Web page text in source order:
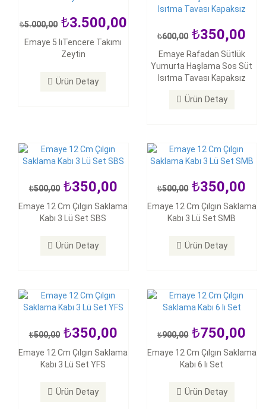
5.000,00 3.500,00
Emaye 5 lıTencere Takımı
Zeytin
Ürün Detay
600,00 350,00
Emaye Rafadan Sütlük
Yumurta Haşlama Sos Süt
Isıtma Tavası Kapaksız
Ürün Detay
500,00 350,00
Emaye 12 Cm Çılgın Saklama
Kabı 3 Lü Set SBS
Ürün Detay
350,00
Emaye 12 Cm Çılgın Saklama
500,00 350,00
Emaye 12 Cm Çılgın Saklama
Kabı 3 Lü Set SMB
Ürün Detay
500,00 350,00
Emaye 12 Cm Çılgın Saklama
500,00 350,00
Emaye 12 Cm Çılgın Saklama
Kabı 3 Lü Set YFS
Ürün Detay
500,00 350,00
900,00 750,00
Emaye 12 Cm Çılgın Saklama
Kabı 6 lı Set
Ürün Detay
900,00 750,00
300,00 150,00 300,00 150,00